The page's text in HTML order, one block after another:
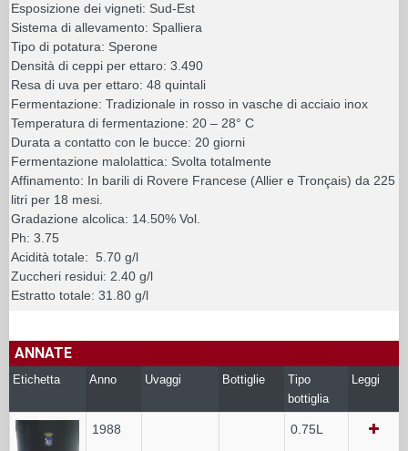
Esposizione dei vigneti: Sud-Est
Sistema di allevamento: Spalliera
Tipo di potatura: Sperone
Densità di ceppi per ettaro: 3.490
Resa di uva per ettaro: 48 quintali
Fermentazione: Tradizionale in rosso in vasche di acciaio inox
Temperatura di fermentazione: 20 – 28° C
Durata a contatto con le bucce: 20 giorni
Fermentazione malolattica: Svolta totalmente
Affinamento: In barili di Rovere Francese (Allier e Tronçais) da 225
litri per 18 mesi.
Gradazione alcolica: 14.50% Vol.
Ph: 3.75
Acidità totale: 5.70 g/l
Zuccheri residui: 2.40 g/l
Estratto totale: 31.80 g/l
ANNATE
Etichetta Anno Uvaggi Bottiglie
Tipo
bottiglia
Leggi
1988 0.75L